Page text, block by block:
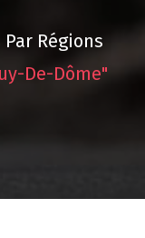
Régions
De-Dôme"